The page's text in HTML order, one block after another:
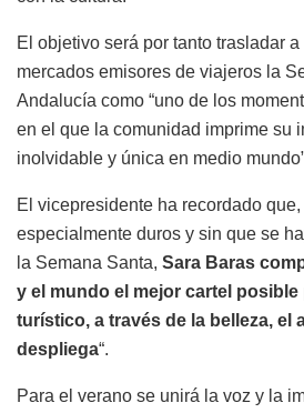
El objetivo será por tanto trasladar
mercados emisores de viajeros la
Andalucía como “uno de los
en el que la comunidad imprime su
inolvidable y única en medio
El vicepresidente ha recordado
especialmente duros y sin que se
la Semana Santa, Sara Baras
y el mundo el mejor cartel
turístico, a través de la belleza, el
despliega“.
Para el verano se unirá la voz y la